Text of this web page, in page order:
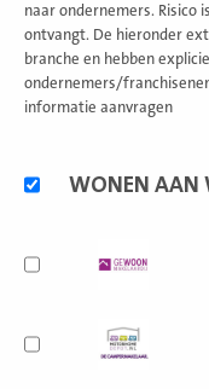
naar ondernemers. Risico
ontvangt. De hieronder
branche en hebben
ondernemers/
informatie aanvragen
formulesWONEN AAN